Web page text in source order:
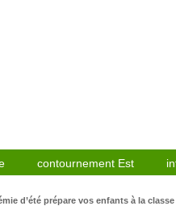
contournement Est
d’été prépare vos enfants à la